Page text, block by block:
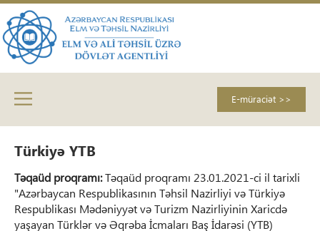
E-müraciət >>
Türkiyə YTB
Təqaüd proqramı:Təqaüd proqramı 23.01.2021-ci il tarixli
"Azərbaycan Respublikasının Təhsil Nazirliyi və Türkiyə
Respublikası Mədəniyyət və Turizm Nazirliyinin Xaricdə
yaşayan Türklər və Əqrəba İcmaları Baş İdarəsi (YTB)